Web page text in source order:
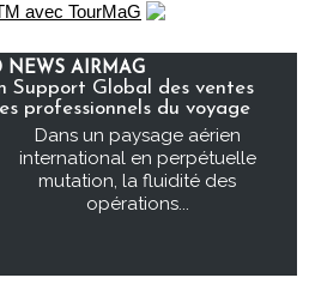
NEWS AIRMAG
Support Global des ventes
professionnels du voyage
Dans un paysage aérien
international en perpétuelle
mutation, la fluidité des
opérations...